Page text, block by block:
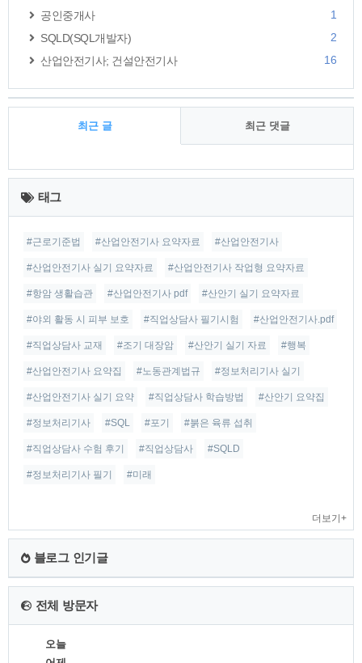
공인중개사
1
SQLD(SQL개발자)
2
산업안전기사; 건설안전기사
16
최근 글 최근 댓글
최
근
글
태그
#근로기준법 #산업안전기사 요약자료 #산업안전기사
#산업안전기사 실기 요약자료 #산업안전기사 작업형 요약자료
#항암 생활습관 #산업안전기사 pdf #산안기 실기 요약자료
#야외 활동 시 피부 보호 #직업상담사 필기시험 #산업안전기사.pdf
#직업상담사 교재 #조기 대장암 #산안기 실기 자료 #행복
#산업안전기사 요약집 #노동관계법규 #정보처리기사 실기
#산업안전기사 실기 요약 #직업상담사 학습방법 #산안기 요약집
#정보처리기사 #SQL #포기 #붉은 육류 섭취
#직업상담사 수험 후기 #직업상담사 #SQLD
#정보처리기사 필기 #미래
더보기+
블로그 인기글
전체 방문자
오늘